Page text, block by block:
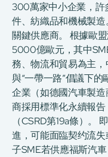
300萬家中小企業，許
件、紡織品和機械製
關鍵供應商。 根據歐
5000億歐元，其中
務、物流和貿易為主
與“一帶一路”倡議下
企業（如德國汽車製
商採用標準化永續報
（CSRD第19a條）。
進，可能面臨契约流
子SME若供應福斯汽